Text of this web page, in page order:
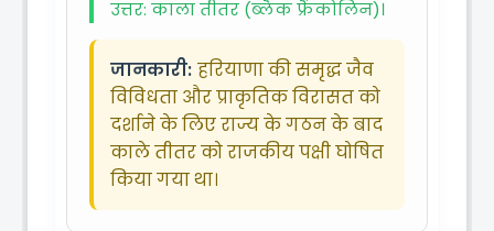
उत्तर: काला तीतर (ब्लैक फ्रैंकोलिन)।
जानकारी: हरियाणा की समृद्ध जैव
विविधता और प्राकृतिक विरासत को
दर्शाने के लिए राज्य के गठन के बाद
काले तीतर को राजकीय पक्षी घोषित
किया गया था।